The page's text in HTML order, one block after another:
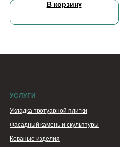
В корзину
УСЛУГИ
Укладка тротуарной плитки
Фасадный камень и скульптуры
Кованые изделия